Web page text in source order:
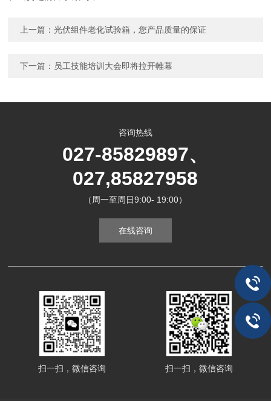
上一篇：光伏组件老化试验箱，您产品质量的保证
下一篇： 员工技能培训大会即将拉开帷幕
咨询热线
027-85829897、
027,85827958
（周一至周日9:00- 19:00）
在线咨询
扫一扫，微信咨询 扫一扫，微信咨询